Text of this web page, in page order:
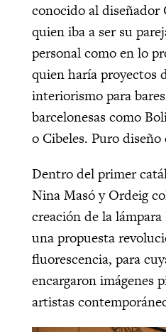
conocido al diseñador
quien iba a ser su
personal como en lo
quien haría proyectos
interiorismo para
barcelonesas como
o Cibeles. Puro diseño
Dentro del primer
Nina Masó y Ordeig
creación de la
una propuesta
fluorescencia, para
encargaron imágenes
artistas